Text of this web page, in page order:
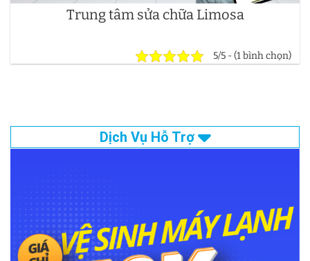
Trung tâm sửa chữa Limosa
5/5 - (1 bình chọn)
Dịch Vụ Hỗ Trợ